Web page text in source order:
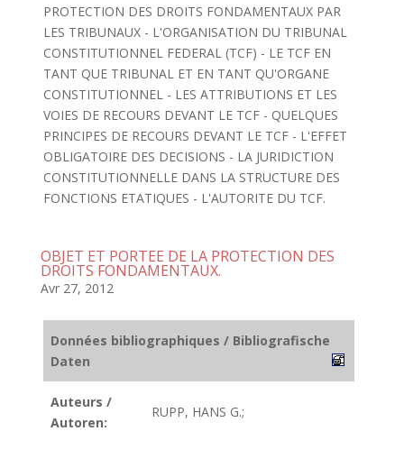
PROTECTION DES DROITS FONDAMENTAUX PAR
LES TRIBUNAUX - L'ORGANISATION DU TRIBUNAL
CONSTITUTIONNEL FEDERAL (TCF) - LE TCF EN
TANT QUE TRIBUNAL ET EN TANT QU'ORGANE
CONSTITUTIONNEL - LES ATTRIBUTIONS ET LES
VOIES DE RECOURS DEVANT LE TCF - QUELQUES
PRINCIPES DE RECOURS DEVANT LE TCF - L'EFFET
OBLIGATOIRE DES DECISIONS - LA JURIDICTION
CONSTITUTIONNELLE DANS LA STRUCTURE DES
FONCTIONS ETATIQUES - L'AUTORITE DU TCF.
OBJET ET PORTEE DE LA PROTECTION DES
DROITS FONDAMENTAUX.
Avr 27, 2012
Données bibliographiques / Bibliografische
Daten
Auteurs /
Autoren:
RUPP, HANS G.;